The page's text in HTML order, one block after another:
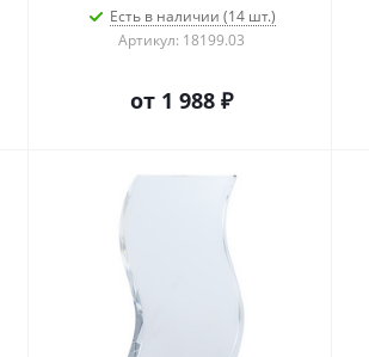
Есть в наличии (14 шт.)
Артикул: 18199.03
от 1 988 ₽